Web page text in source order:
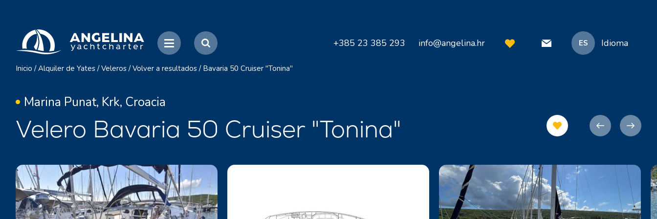
+385 23 385 293 info@angelina.hr ES Idioma
Inicio / Alquiler de Yates / Veleros / Volver a resultados / Bavaria 50 Cruiser "Tonina"
Marina Punat, Krk, Croacia
Velero Bavaria 50 Cruiser "Tonina"